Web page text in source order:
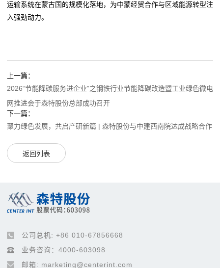
运输系统在蒙古国的规模化落地，为中蒙经贸合作与区域能源转型注
入强劲动力。
上一篇：
2026“节能降碳服务进企业”之钢铁行业节能降碳改造暨工业绿色微电
网推进会于森特股份总部成功召开
下一篇：
聚力绿色发展，共启产研新篇 | 森特股份与中建西南院达成战略合作
返回列表
公司总机: +86 010-67856668
业务咨询：4000-603098
邮箱: marketing@centerint.com